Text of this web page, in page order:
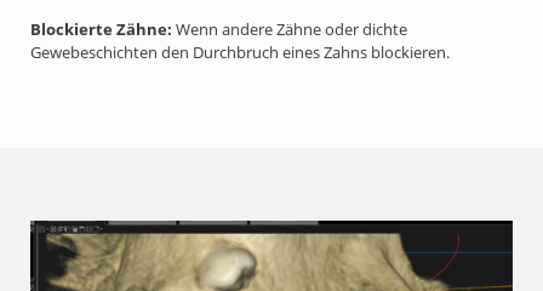
Blockierte Zähne: Wenn andere Zähne oder dichte
Gewebeschichten den Durchbruch eines Zahns blockieren.